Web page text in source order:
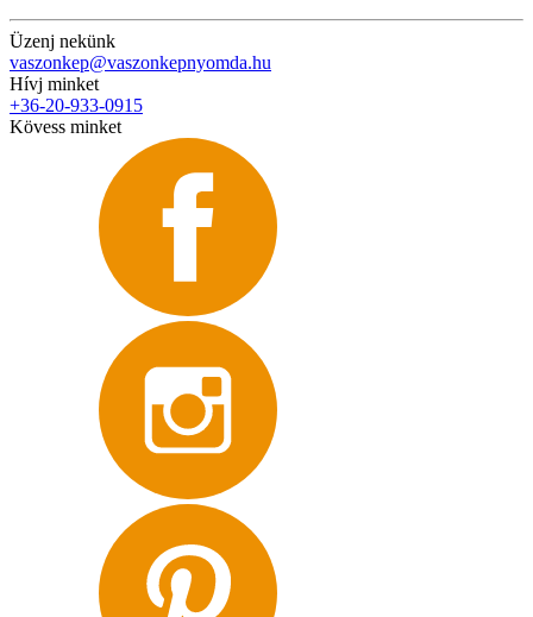
Üzenj nekünk
vaszonkep@vaszonkepnyomda.hu
Hívj minket
+36-20-933-0915
Kövess minket